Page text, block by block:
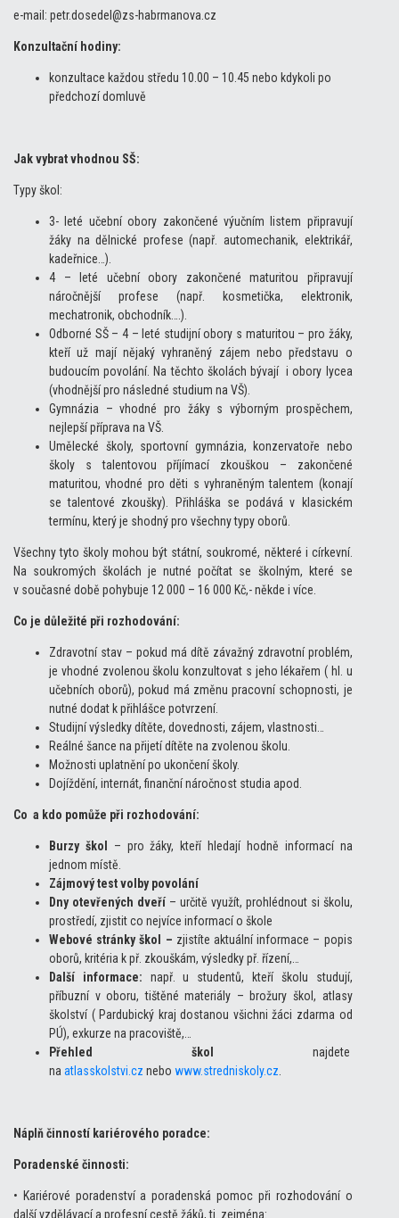
e-mail: petr.dosedel@zs-habrmanova.cz
Konzultační hodiny:
konzultace každou středu 10.00 – 10.45 nebo kdykoli po
předchozí domluvě
Jak vybrat vhodnou SŠ:
Typy škol:
3- leté učební obory zakončené výučním listem připravují
žáky na dělnické profese (např. automechanik, elektrikář,
kadeřnice…).
4 – leté učební obory zakončené maturitou připravují
náročnější profese (např. kosmetička, elektronik,
mechatronik, obchodník….).
Odborné SŠ – 4 – leté studijní obory s maturitou – pro žáky,
kteří už mají nějaký vyhraněný zájem nebo představu o
budoucím povolání. Na těchto školách bývají i obory lycea
(vhodnější pro následné studium na VŠ).
Gymnázia – vhodné pro žáky s výborným prospěchem,
nejlepší příprava na VŠ.
Umělecké školy, sportovní gymnázia, konzervatoře nebo
školy s talentovou příjímací zkouškou – zakončené
maturitou, vhodné pro děti s vyhraněným talentem (konají
se talentové zkoušky). Přihláška se podává v klasickém
termínu, který je shodný pro všechny typy oborů.
Všechny tyto školy mohou být státní, soukromé, některé i církevní.
Na soukromých školách je nutné počítat se školným, které se
v současné době pohybuje 12 000 – 16 000 Kč,- někde i více.
Co je důležité při rozhodování:
Zdravotní stav – pokud má dítě závažný zdravotní problém,
je vhodné zvolenou školu konzultovat s jeho lékařem ( hl. u
učebních oborů), pokud má změnu pracovní schopnosti, je
nutné dodat k přihlášce potvrzení.
Studijní výsledky dítěte, dovednosti, zájem, vlastnosti…
Reálné šance na přijetí dítěte na zvolenou školu.
Možnosti uplatnění po ukončení školy.
Dojíždění, internát, finanční náročnost studia apod.
Co a kdo pomůže při rozhodování:
Burzy škol
– pro žáky, kteří hledají hodně informací na
jednom místě.
Zájmový test volby povolání
Dny otevřených dveří– určitě využít, prohlédnout si školu,
prostředí, zjistit co nejvíce informací o škole
Webové stránky škol – zjistíte aktuální informace – popis
oborů, kritéria k př. zkouškám, výsledky př. řízení,…
Další informace: např. u studentů, kteří školu studují,
příbuzní v oboru, tištěné materiály – brožury škol, atlasy
školství ( Pardubický kraj dostanou všichni žáci zdarma od
PÚ), exkurze na pracoviště,…
Přehled škol
najdete
na atlasskolstvi.cz nebo www.stredniskoly.cz
Náplň činností kariérového poradce:
Poradenské činnosti:
• Kariérové poradenství a poradenská pomoc při rozhodování o
další vzdělávací a profesní cestě žáků, tj. zejména: